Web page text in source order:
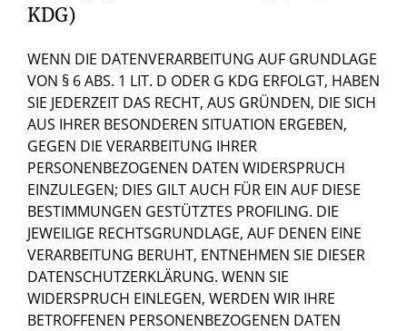
KDG)
WENN DIE DATENVERARBEITUNG AUF GRUNDLAGE
VON § 6 ABS. 1 LIT. D ODER G KDG ERFOLGT, HABEN
SIE JEDERZEIT DAS RECHT, AUS GRÜNDEN, DIE SICH
AUS IHRER BESONDEREN SITUATION ERGEBEN,
GEGEN DIE VERARBEITUNG IHRER
PERSONENBEZOGENEN DATEN WIDERSPRUCH
EINZULEGEN; DIES GILT AUCH FÜR EIN AUF DIESE
BESTIMMUNGEN GESTÜTZTES PROFILING. DIE
JEWEILIGE RECHTSGRUNDLAGE, AUF DENEN EINE
VERARBEITUNG BERUHT, ENTNEHMEN SIE DIESER
DATENSCHUTZERKLÄRUNG. WENN SIE
WIDERSPRUCH EINLEGEN, WERDEN WIR IHRE
BETROFFENEN PERSONENBEZOGENEN DATEN